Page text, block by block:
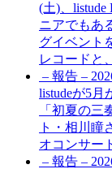
(土)、
ニアでもあ
グイベント
レコードと
– 報告 –
listudeが5月
「初夏の
ト・相川瞳
オコンサー
– 報告 –